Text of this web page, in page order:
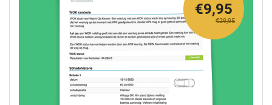
€29,95
€9,95